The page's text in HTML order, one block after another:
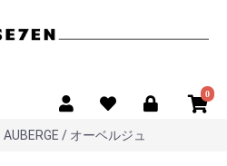
0
AUBERGE / オーベルジュ